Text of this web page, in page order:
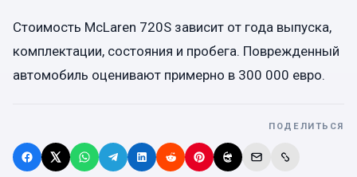
Стоимость McLaren 720S зависит от года выпуска,
комплектации, состояния и пробега. Поврежденный
автомобиль оценивают примерно в 300 000 евро.
ПОДЕЛИТЬСЯ